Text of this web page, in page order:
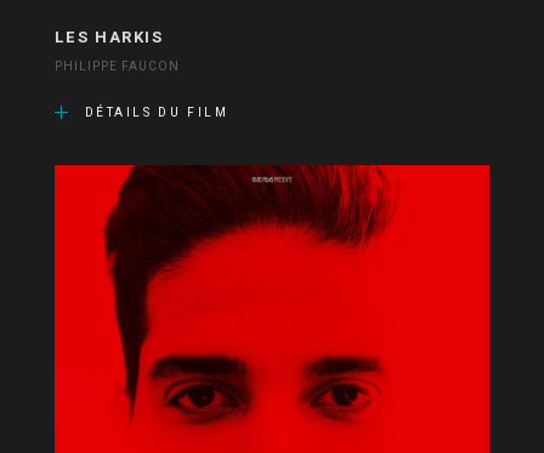
LES HARKIS
PHILIPPE FAUCON
DÉTAILS DU FILM